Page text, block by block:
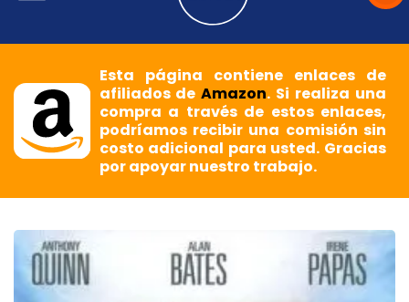
Esta página contiene enlaces de
afiliados deAmazon. Si realiza una
compra a través de estos enlaces,
podríamos recibir una comisión sin
costo adicional para usted. Gracias
por apoyar nuestro trabajo.